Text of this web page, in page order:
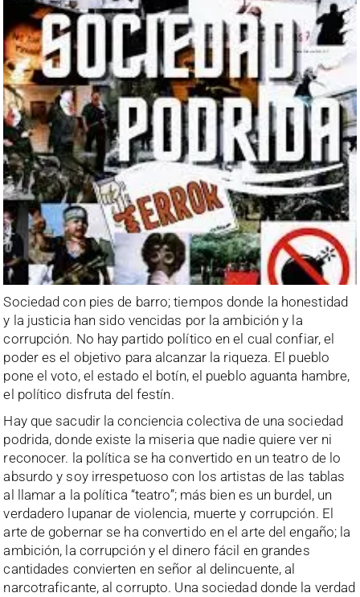
Sociedad con pies de barro; tiempos donde la honestidad
y la justicia han sido vencidas por la ambición y la
corrupción. No hay partido político en el cual confiar, el
poder es el objetivo para alcanzar la riqueza. El pueblo
pone el voto, el estado el botín, el pueblo aguanta hambre,
el político disfruta del festín.
Hay que sacudir la conciencia colectiva de una sociedad
podrida, donde existe la miseria que nadie quiere ver ni
reconocer. la política se ha convertido en un teatro de lo
absurdo y soy irrespetuoso con los artistas de las tablas
al llamar a la política “teatro”; más bien es un burdel, un
verdadero lupanar de violencia, muerte y corrupción. El
arte de gobernar se ha convertido en el arte del engaño; la
ambición, la corrupción y el dinero fácil en grandes
cantidades convierten en señor al delincuente, al
narcotraficante, al corrupto. Una sociedad donde la verdad